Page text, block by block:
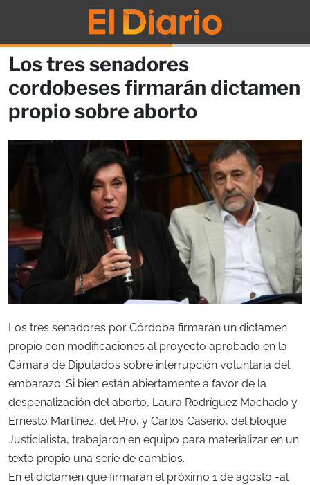
Los tres senadores
cordobeses firmarán dictamen
propio sobre aborto
Los tres senadores por Córdoba firmarán un dictamen
propio con modificaciones al proyecto aprobado en la
Cámara de Diputados sobre interrupción voluntaria del
embarazo. Si bien están abiertamente a favor de la
despenalización del aborto, Laura Rodríguez Machado y
Ernesto Martínez, del Pro, y Carlos Caserio, del bloque
Justicialista, trabajaron en equipo para materializar en un
texto propio una serie de cambios.
En el dictamen que firmarán el próximo 1 de agosto -al